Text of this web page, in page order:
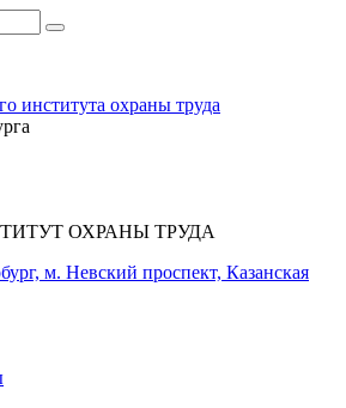
ОХРАНЫ ТРУДА
м. Невский проспект, Казанская